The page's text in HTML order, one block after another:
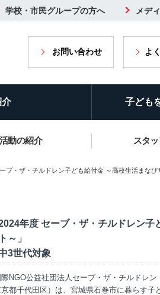
学校・市民グループの方へ メデ
お問い合わせ よ
子ども
活動の紹介 スタ
ブ・ザ・チルドレン子ども給付金 ～高校生活まなび
年度 セーブ・ザ・チルドレン子
～」
3世代対象
NGO公益社団法人セーブ・ザ・チルドレ
都千代田区）は、宮城県石巻市に暮らす子